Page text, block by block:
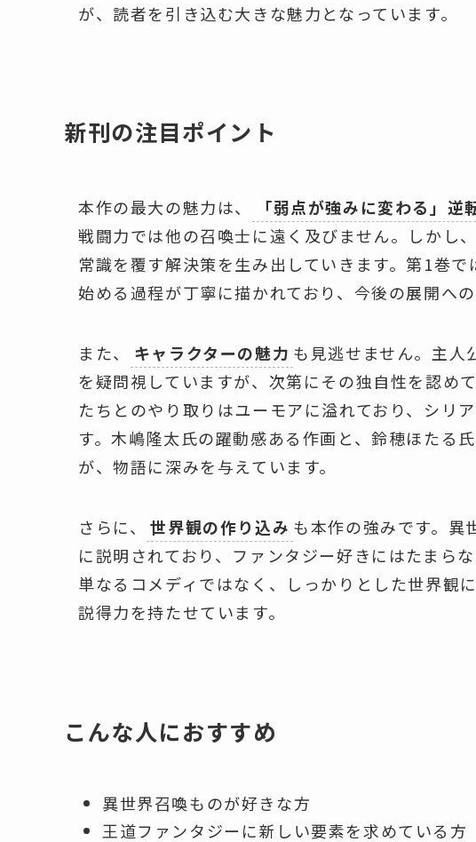
が、読者を引き込む大きな魅力となっています。
新刊の注目ポイント
本作の最大の魅力は、 「弱点が強みに変わる」逆
戦闘力では他の召喚士に遠く及びません。しかし
常識を覆す解決策を生み出していきます。第1巻
始める過程が丁寧に描かれており、今後の展開へ
また、 キャラクターの魅力 も見逃せません。主人
を疑問視していますが、次第にその独自性を認め
たちとのやり取りはユーモアに溢れており、シリ
す。木嶋隆太氏の躍動感ある作画と、鈴穂ほたる
が、物語に深みを与えています。
さらに、 世界観の作り込み も本作の強みです。異
に説明されており、ファンタジー好きにはたまら
単なるコメディではなく、しっかりとした世界観
説得力を持たせています。
こんな人におすすめ
異世界召喚ものが好きな方
王道ファンタジーに新しい要素を求めている方